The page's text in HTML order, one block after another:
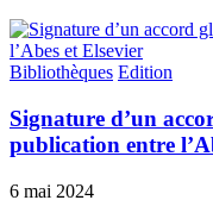
Bibliothèques Edition
Signature d’un
publication entre
6 mai 2024